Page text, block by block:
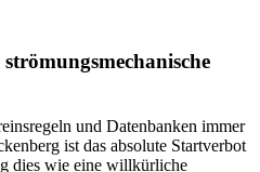
und Datenbanken immer
ist das absolute Startverbot
dies wie eine willkürliche